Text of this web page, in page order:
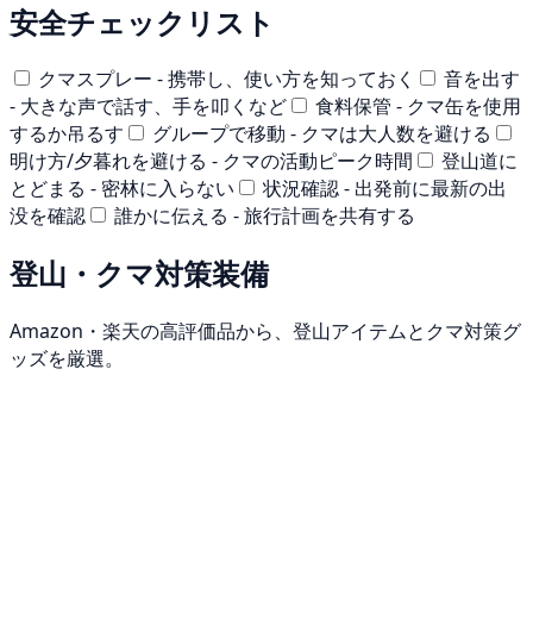
安全チェックリスト
クマスプレー - 携帯し、使い方を知っておく
音を出す
- 大きな声で話す、手を叩くなど
食料保管 - クマ缶を使用
するか吊るす
グループで移動 - クマは大人数を避ける
明け方/夕暮れを避ける - クマの活動ピーク時間
登山道に
とどまる - 密林に入らない
状況確認 - 出発前に最新の出
没を確認
誰かに伝える - 旅行計画を共有する
登山・クマ対策装備
Amazon・楽天の高評価品から、登山アイテムとクマ対策グ
ッズを厳選。